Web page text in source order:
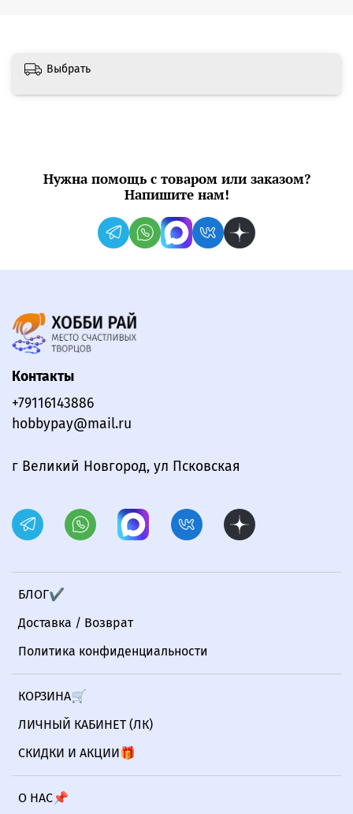
Выбрать
Нужна помощь с товаром или заказом?
Напишите нам!
БЛОГ✔
Доставка / Возврат
Политика конфиденциальности
КОРЗИНА🛒
ЛИЧНЫЙ КАБИНЕТ (ЛК)
СКИДКИ И АКЦИИ🎁
О НАС📌
Контакты
+79116143886
hobbypay@mail.ru
г Великий Новгород, ул Псковская